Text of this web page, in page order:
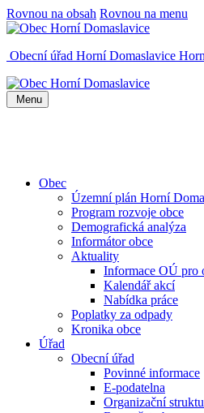
Rovnou na obsah Rovnou na menu
Obecní úřad Horní Domaslavice
Menu
Obec
Územní plán Horní
Program rozvoje obce
Demografická analýza
Informátor obce
Aktuality
Informace OÚ pro
Kalendář akcí
Nabídka práce
Poplatky za odpady
Kronika obce
Úřad
Obecní úřad
Povinné informace
E-podatelna
Organizační